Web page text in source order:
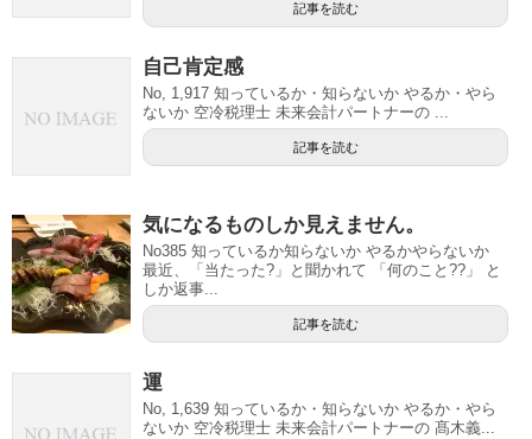
記事を読む
自己肯定感
No, 1,917 知っているか・知らないか やるか・やら
ないか 空冷税理士 未来会計パートナーの ...
記事を読む
気になるものしか見えません。
No385 知っているか知らないか やるかやらないか
最近、「当たった?」と聞かれて 「何のこと??」 と
しか返事...
記事を読む
運
No, 1,639 知っているか・知らないか やるか・やら
ないか 空冷税理士 未来会計パートナーの 髙木義...